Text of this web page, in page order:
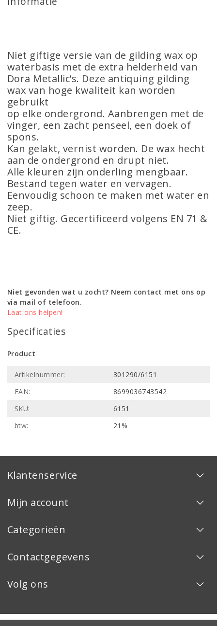
Niet giftige versie van de gilding wax op
waterbasis met de extra helderheid van
Dora Metallic’s. Deze antiquing gilding
wax van hoge kwaliteit kan worden
gebruikt
op elke ondergrond. Aanbrengen met de
vinger, een zacht penseel, een doek of
spons.
Kan gelakt, vernist worden. De wax hecht
aan de ondergrond en drupt niet.
Alle kleuren zijn onderling mengbaar.
Bestand tegen water en vervagen.
Eenvoudig schoon te maken met water en
zeep.
Niet giftig. Gecertificeerd volgens EN 71 &
CE.
Niet gevonden wat u zocht? Neem contact met ons op
via mail of telefoon.
Laat ons helpen!
Specificaties
Product
Artikelnummer:
301290/6151
EAN:
8699036743542
SKU:
6151
btw:
21%
Klantenservice
Mijn account
Categorieën
Contactgegevens
Volg ons